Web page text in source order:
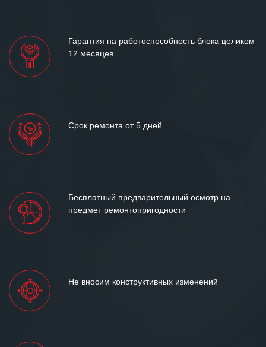
Гарантия на работоспособность блока целиком
12 месяцев
Срок ремонта от 5 дней
Бесплатный предварительный осмотр на
предмет ремонтопригодности
Не вносим конструктивных изменений